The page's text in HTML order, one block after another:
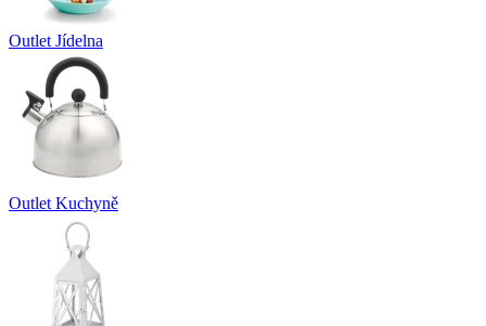
Outlet Jídelna
Outlet Kuchyně